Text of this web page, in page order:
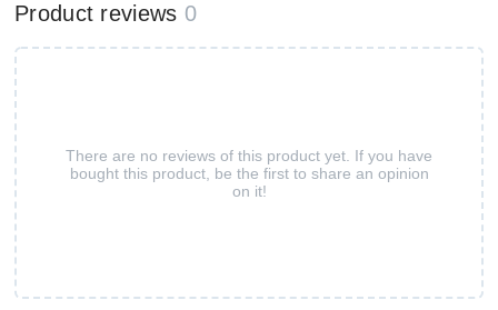
Product reviews 0
There are no reviews of this product yet. If you have
bought this product, be the first to share an opinion
on it!